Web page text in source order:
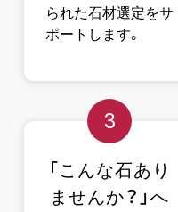
られた石材選定をサ
ポートします。
3
「こんな石あり
ませんか？」へ